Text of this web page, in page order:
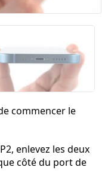
commencer le
enlevez les deux
côté du port de